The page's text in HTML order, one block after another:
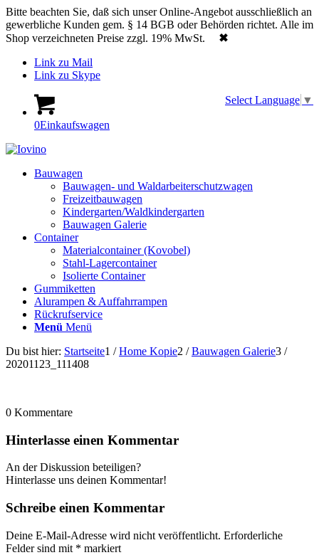
Bitte beachten Sie, daß sich unser Online-Angebot ausschließlich an
gewerbliche Kunden gem. § 14 BGB oder Behörden richtet. Alle im
Shop verzeichneten Preise zzgl. 19% MwSt.
✖
Link zu Mail
Link zu Skype
Select Language ▼
0Einkaufswagen
Bauwagen
Bauwagen- und Waldarbeiterschutzwagen
Freizeitbauwagen
Kindergarten/Waldkindergarten
Bauwagen Galerie
Container
Materialcontainer (Kovobel)
Stahl-Lagercontainer
Isolierte Container
Gummiketten
Alurampen & Auffahrrampen
Rückrufservice
Menü Menü
Du bist hier: Startseite1 / Home Kopie2 / Bauwagen Galerie3 /
20201123_111408
0 Kommentare
Hinterlasse einen Kommentar
An der Diskussion beteiligen?
Hinterlasse uns deinen Kommentar!
Schreibe einen Kommentar
Deine E-Mail-Adresse wird nicht veröffentlicht. Erforderliche
Felder sind mit * markiert